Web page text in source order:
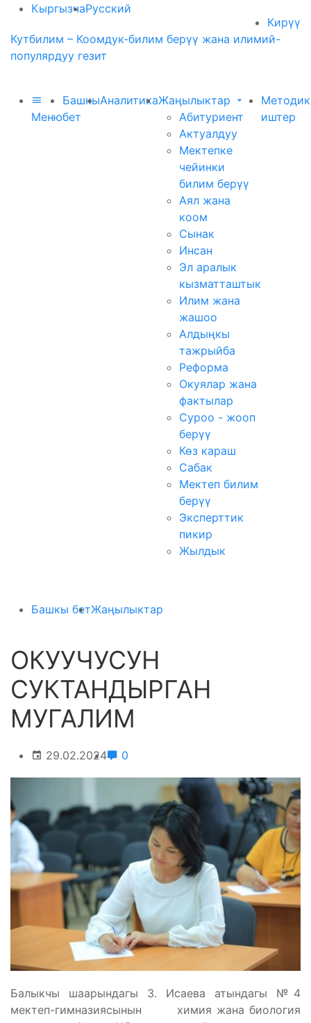
КыргызчаРусский
Кирүү
Кутбилим – Коомдук-билим берүү жана илимий-
популярдуу гезит
Меню
Башкы
бет
АналитикаЖаңылыктар
Абитуриент
Актуалдуу
Мектепке
чейинки
билим берүү
Аял жана
коом
Сынак
Инсан
Эл аралык
кызматташтык
Илим жана
жашоо
Алдыңкы
тажрыйба
Реформа
Окуялар жана
фактылар
Суроо - жооп
берүү
Көз караш
Сабак
Мектеп билим
берүү
Эксперттик
пикир
Жылдык
иштер
Башкы бетЖаңылыктар
ОКУУЧУСУН
СУКТАНДЫРГАН
МУГАЛИМ
29.02.2024 0
Балыкчы шаарындагы З. Исаева атындагы №4
мектеп-гимназиясынын химия жана биология